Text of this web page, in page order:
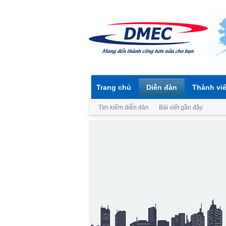
Trang chủ Diễn đàn
Tìm kiếm diễn đàn Bài viết gần đây
Thành